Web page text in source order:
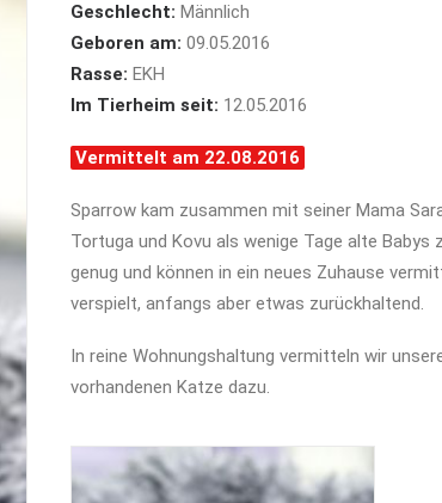
Geschlecht: Männlich
Geboren am: 09.05.2016
Rasse: EKH
Im Tierheim seit: 12.05.2016
Vermittelt am 22.08.2016
Sparrow kam zusammen mit seiner Mama
Tortuga und Kovu als wenige Tage alte Babys
genug und können in ein neues Zuhause
verspielt, anfangs aber etwas zurückhaltend.
In reine Wohnungshaltung vermitteln wir
vorhandenen Katze dazu.